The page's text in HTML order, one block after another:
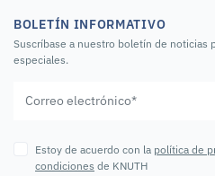
BOLETÍN INFORMATIVO
Suscríbase a nuestro boletín de noticias
especiales.
Estoy de acuerdo con la política de
condiciones de KNUTH